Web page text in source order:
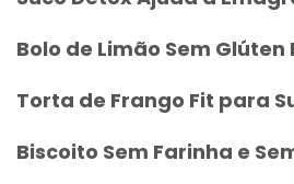
Bolo de Limão Sem Glúten
Torta de Frango Fit para
Biscoito Sem Farinha e